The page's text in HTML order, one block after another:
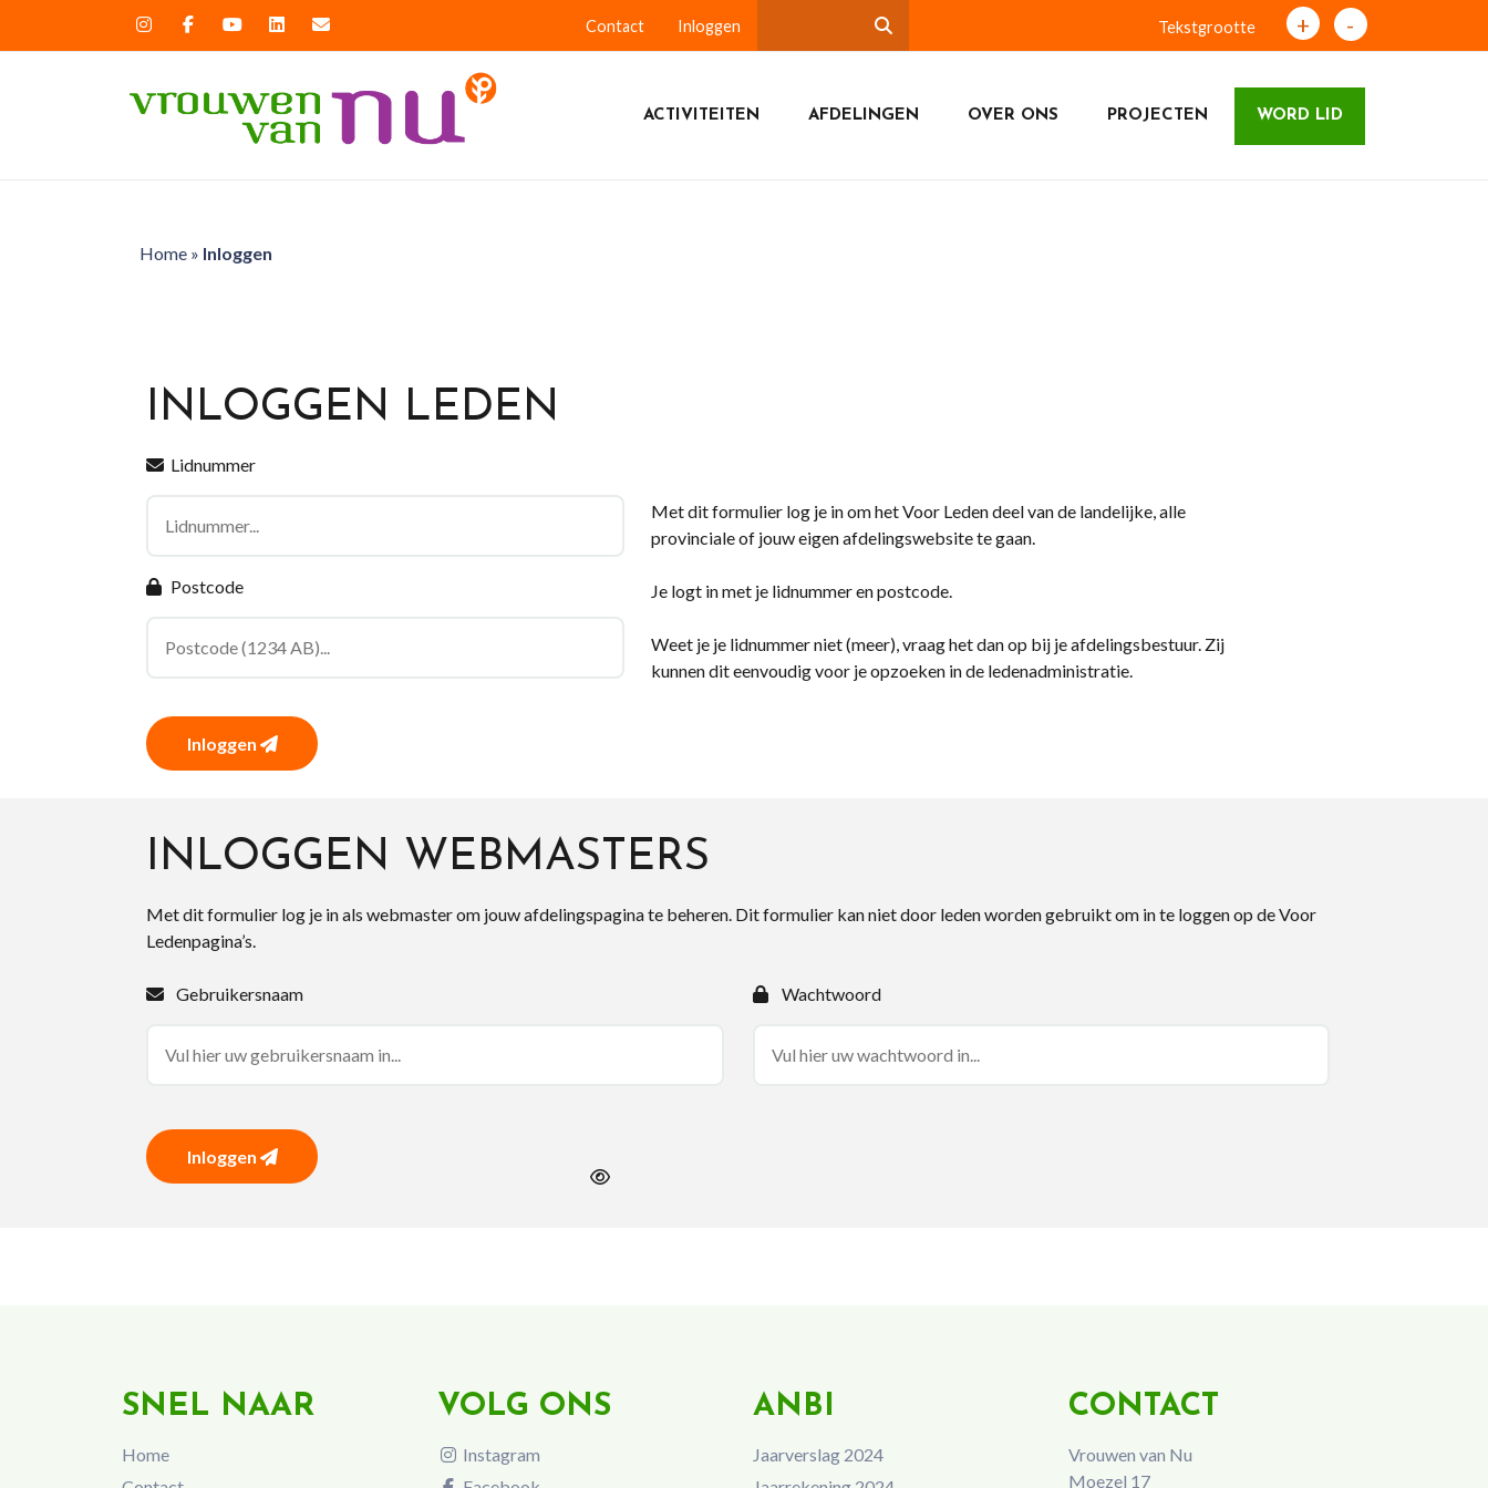
Contact Inloggen Tekstgrootte + -
ACTIVITEITEN AFDELINGEN OVER ONS PROJECTEN WORD LID
Home» Inloggen
INLOGGEN LEDEN
Lidnummer
Postcode
Inloggen
Met dit formulier log je in om het Voor Leden deel van de landelijke, alle
provinciale of jouw eigen afdelingswebsite te gaan.
Je logt in met je lidnummer en postcode.
Weet je je lidnummer niet (meer), vraag het dan op bij je afdelingsbestuur. Zij
kunnen dit eenvoudig voor je opzoeken in de ledenadministratie.
INLOGGEN WEBMASTERS
Met dit formulier log je in als webmaster om jouw afdelingspagina te beheren. Dit formulier kan niet door leden worden gebruikt om in te loggen op de Voor
Ledenpagina’s.
Gebruikersnaam Wachtwoord
Inloggen
SNEL NAAR
Home
VOLG ONS
Instagram
ANBI
Jaarverslag 2024
CONTACT
Vrouwen van Nu
Moezel 17